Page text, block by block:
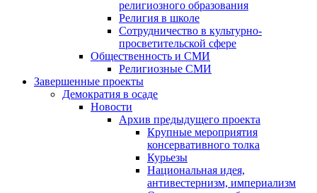
религиозного образования
Религия в школе
Сотрудничество в культурно-
просветительской сфере
Общественность и СМИ
Религиозные СМИ
Завершенные проекты
Демократия в осаде
Новости
Архив предыдущего проекта
Крупные мероприятия
консервативного толка
Курьезы
Национальная идея,
антивестернизм, империализм